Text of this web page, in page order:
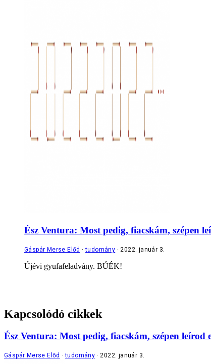
Ész Ventura: Most pedig, fiacskám, szépen
Gáspár Merse Előd tudomány 2022. január 3.
Újévi gyufafeladvány. BÚÉK!
Kapcsolódó cikkek
Ész Ventura: Most pedig, fiacskám, szépen leírod
Gáspár Merse Előd tudomány 2022. január 3.